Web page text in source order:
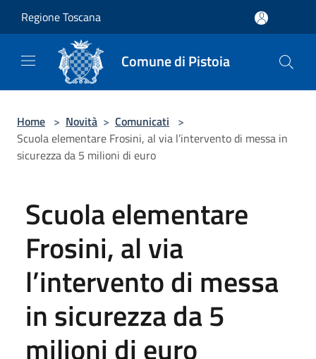
Regione Toscana
Comune di Pistoia
Home > Novità > Comunicati >
Scuola elementare Frosini, al via l’intervento di messa in
sicurezza da 5 milioni di euro
Scuola elementare
Frosini, al via
l’intervento di messa
in sicurezza da 5
milioni di euro